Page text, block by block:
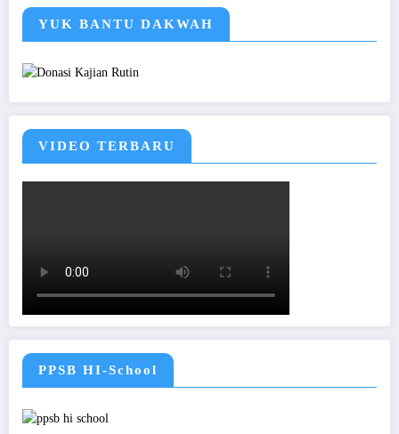
YUK BANTU DAKWAH
VIDEO TERBARU
PPSB HI-School